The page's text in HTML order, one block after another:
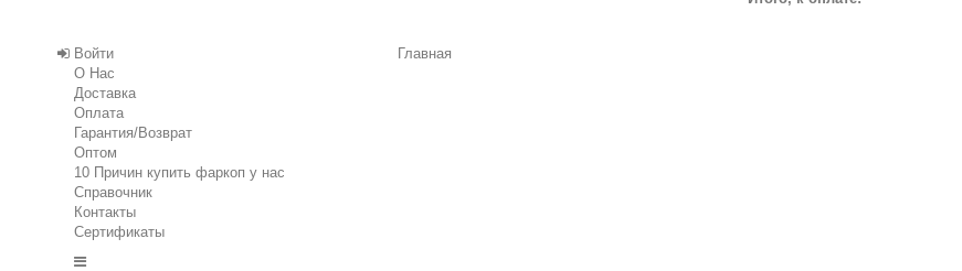
Войти
Главная
О Нас
Доставка
Оплата
Гарантия/Возврат
Оптом
10 Причин купить фаркоп у нас
Справочник
Контакты
Сертификаты